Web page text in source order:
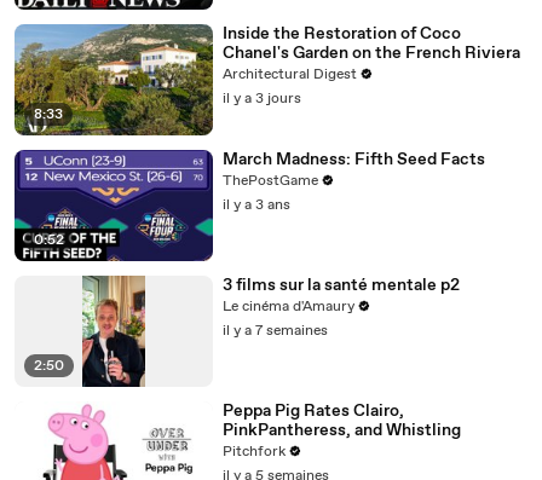
8:33
Inside the Restoration of Coco
Chanel's Garden on the French Riviera
Architectural Digest
il y a 3 jours
0:52
March Madness: Fifth Seed Facts
ThePostGame
il y a 3 ans
2:50
3 films sur la santé mentale p2
Le cinéma d'Amaury
il y a 7 semaines
Peppa Pig Rates Clairo,
PinkPantheress, and Whistling
Pitchfork